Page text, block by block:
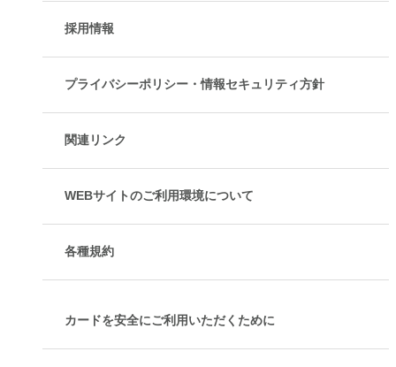
採用情報
プライバシーポリシー・情報セキュリティ方針
関連リンク
WEBサイトのご利用環境について
各種規約
カードを安全にご利用いただくために